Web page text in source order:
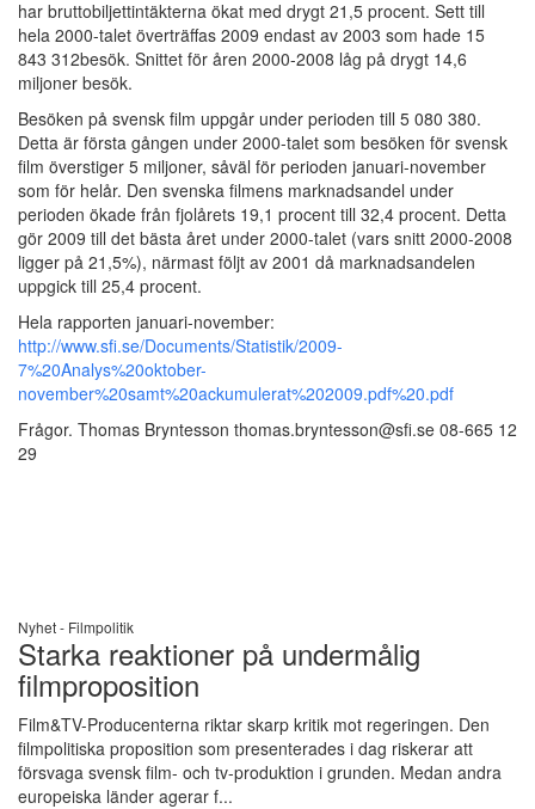
har bruttobiljettintäkterna ökat med drygt 21,5 procent. Sett till
hela 2000-talet överträffas 2009 endast av 2003 som hade 15
843 312besök. Snittet för åren 2000-2008 låg på drygt 14,6
miljoner besök.
Besöken på svensk film uppgår under perioden till 5 080 380.
Detta är första gången under 2000-talet som besöken för svensk
film överstiger 5 miljoner, såväl för perioden januari-november
som för helår. Den svenska filmens marknadsandel under
perioden ökade från fjolårets 19,1 procent till 32,4 procent. Detta
gör 2009 till det bästa året under 2000-talet (vars snitt 2000-2008
ligger på 21,5%), närmast följt av 2001 då marknadsandelen
uppgick till 25,4 procent.
Hela rapporten januari-november:
http://www.sfi.se/Documents/Statistik/2009-
7%20Analys%20oktober-
november%20samt%20ackumulerat%202009.pdf%20.pdf
Frågor. Thomas Bryntesson thomas.bryntesson@sfi.se 08-665 12
29
Nyhet - Filmpolitik
Starka reaktioner på undermålig
filmproposition
Film&TV-Producenterna riktar skarp kritik mot regeringen. Den
filmpolitiska proposition som presenterades i dag riskerar att
försvaga svensk film- och tv-produktion i grunden. Medan andra
europeiska länder agerar f...